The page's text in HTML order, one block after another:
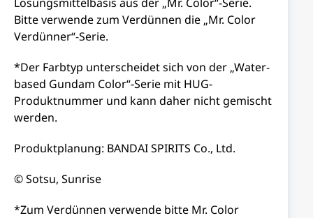
Bitte verwende zum Verdünnen die „Mr. Color
Verdünner“-Serie.
*Der Farbtyp unterscheidet sich von der „Water-
based Gundam Color“-Serie mit HUG-
Produktnummer und kann daher nicht gemischt
werden.
Produktplanung: BANDAI SPIRITS Co., Ltd.
© Sotsu, Sunrise
*Zum Verdünnen verwende bitte Mr. Color